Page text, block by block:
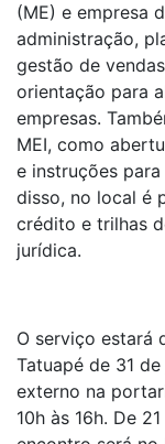
(ME) e empresa
administração,
gestão de
orientação para
empresas.
MEI, como
e instruções
disso, no local é
crédito e trilhas
jurídica.
O serviço estará
Tatuapé de 31
externo na
10h às 16h. De